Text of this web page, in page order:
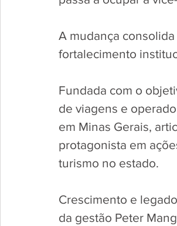
A mudança
fortalecimento
Fundada com o
de viagens e
em Minas Gerais,
protagonista em
turismo no estado.
Crescimento e legado
da gestão Peter